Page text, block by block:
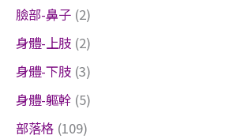
臉部-鼻子 (2)
身體-上肢 (2)
身體-下肢 (3)
身體-軀幹 (5)
部落格 (109)